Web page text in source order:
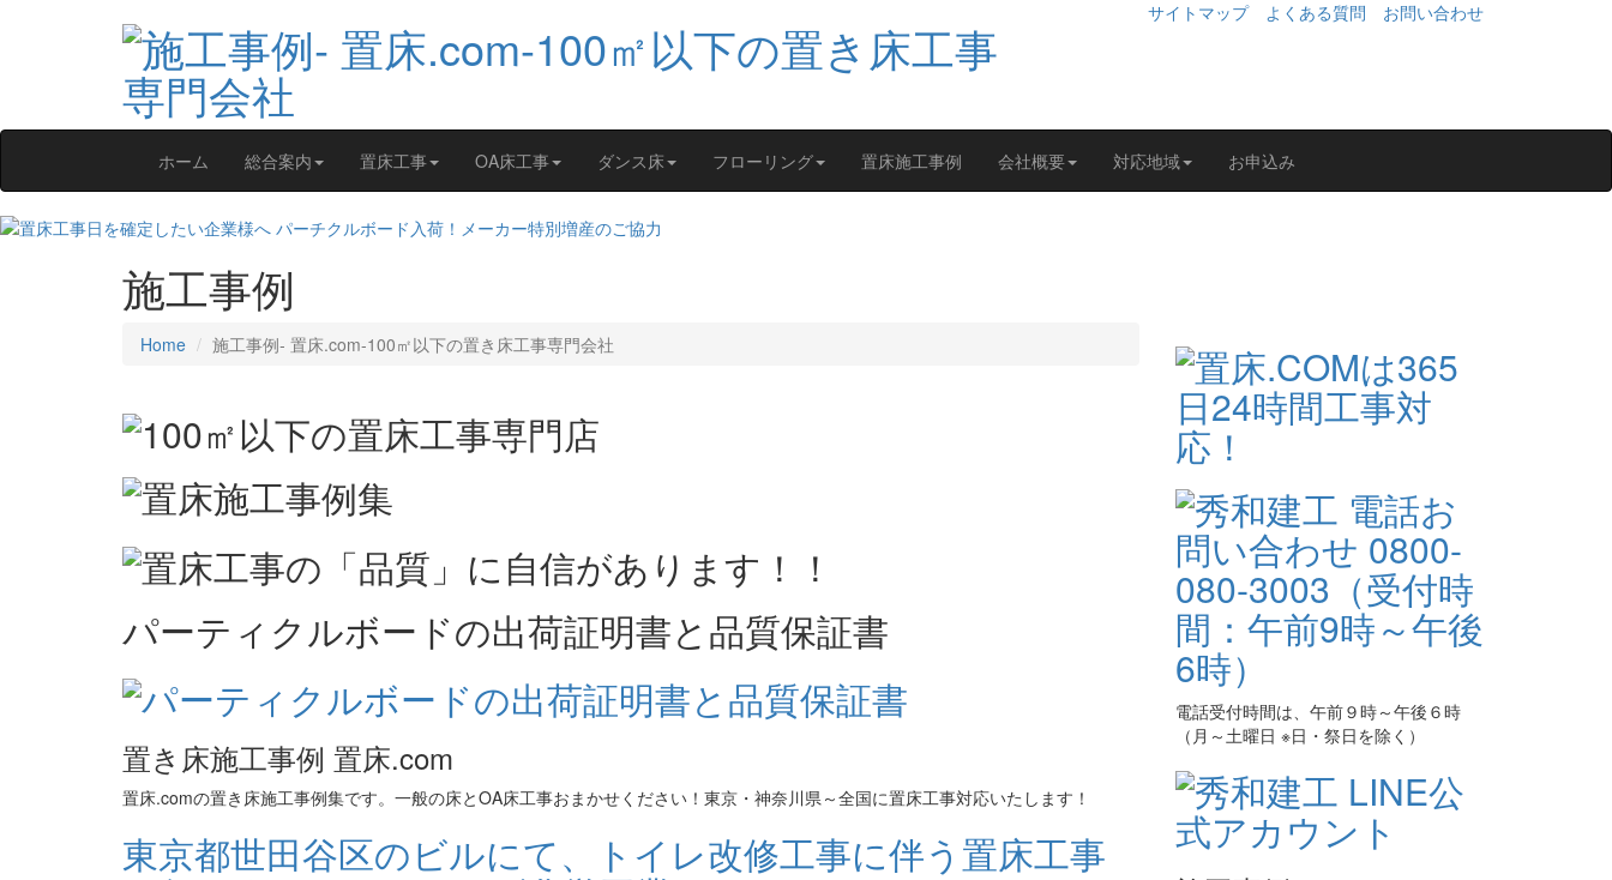
サイトマップ よくある質問 お問い合わせ
ホーム 総合案内 置床工事 OA床工事 ダンス床 フローリング 置床施工事例 会社概要 対応地域 お申込み
施工事例
Home 施工事例‐ 置床.com-100㎡以下の置き床工事専門会社
パーティクルボードの出荷証明書と品質保証書
置き床施工事例 置床.com
置床.comの置き床施工事例集です。一般の床とOA床工事おまかせください！東京・神奈川県～全国に置床工事対応いたします！
東京都世田谷区のビルにて、トイレ改修工事に伴う置床工事
電話受付時間は、午前９時～午後６時
（月～土曜日 ※日・祭日を除く）